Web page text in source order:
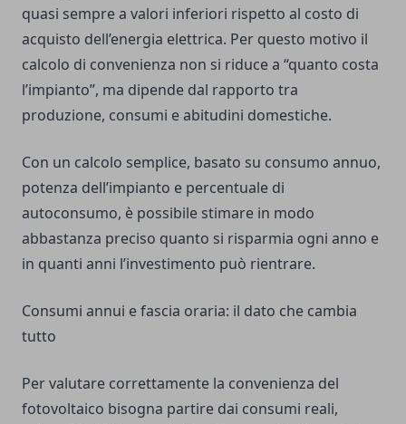
quasi sempre a valori inferiori rispetto al costo di
acquisto dell’energia elettrica. Per questo motivo il
calcolo di convenienza non si riduce a “quanto costa
l’impianto”, ma dipende dal rapporto tra
produzione, consumi e abitudini domestiche.
Con un calcolo semplice, basato su consumo annuo,
potenza dell’impianto e percentuale di
autoconsumo, è possibile stimare in modo
abbastanza preciso quanto si risparmia ogni anno e
in quanti anni l’investimento può rientrare.
Consumi annui e fascia oraria: il dato che cambia
tutto
Per valutare correttamente la convenienza del
fotovoltaico bisogna partire dai consumi reali,